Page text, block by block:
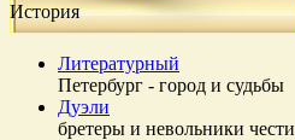
История
Литературный
Петербург - город и судьбы
Дуэли
бретеры и невольники чести